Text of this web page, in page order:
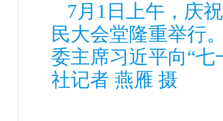
7月1日上午，庆
民大会堂隆重举行
委主席习近平向“
社记者 燕雁 摄